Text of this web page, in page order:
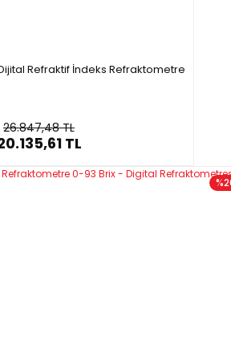
Refraktif İndeks Refraktometre
26.847,48 TL
TL